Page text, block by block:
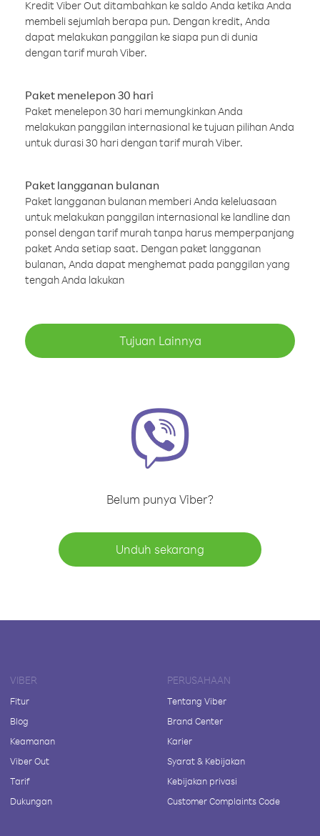
Kredit Viber Out ditambahkan ke saldo Anda ketika Anda
membeli sejumlah berapa pun. Dengan kredit, Anda
dapat melakukan panggilan ke siapa pun di dunia
dengan tarif murah Viber.
Paket menelepon 30 hari
Paket menelepon 30 hari memungkinkan Anda
melakukan panggilan internasional ke tujuan pilihan Anda
untuk durasi 30 hari dengan tarif murah Viber.
Paket langganan bulanan
Paket langganan bulanan memberi Anda keleluasaan
untuk melakukan panggilan internasional ke landline dan
ponsel dengan tarif murah tanpa harus memperpanjang
paket Anda setiap saat. Dengan paket langganan
bulanan, Anda dapat menghemat pada panggilan yang
tengah Anda lakukan
Tujuan Lainnya
Belum punya Viber?
Unduh sekarang
VIBER
Fitur
Blog
Keamanan
Viber Out
Tarif
Dukungan
PERUSAHAAN
Tentang Viber
Brand Center
Karier
Syarat & Kebijakan
Kebijakan privasi
Customer Complaints Code